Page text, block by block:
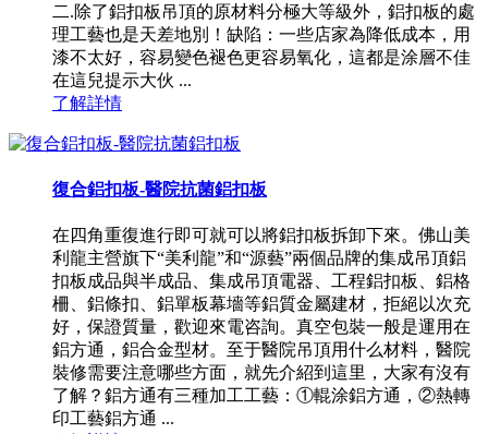
二.除了鋁扣板吊頂的原材料分極大等級外，鋁扣板的處
理工藝也是天差地別！缺陷：一些店家為降低成本，用
漆不太好，容易變色褪色更容易氧化，這都是涂層不佳
在這兒提示大伙 ...
了解詳情
復合鋁扣板-醫院抗菌鋁扣板
在四角重復進行即可就可以將鋁扣板拆卸下來。佛山美
利龍主營旗下“美利龍”和“源藝”兩個品牌的集成吊頂鋁
扣板成品與半成品、集成吊頂電器、工程鋁扣板、鋁格
柵、鋁條扣、鋁單板幕墻等鋁質金屬建材，拒絕以次充
好，保證質量，歡迎來電咨詢。真空包裝一般是運用在
鋁方通，鋁合金型材。至于醫院吊頂用什么材料，醫院
裝修需要注意哪些方面，就先介紹到這里，大家有沒有
了解？鋁方通有三種加工工藝：①輥涂鋁方通，②熱轉
印工藝鋁方通 ...